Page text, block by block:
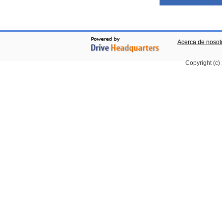
Acerca de
Copyright